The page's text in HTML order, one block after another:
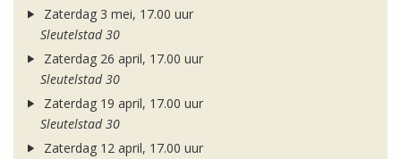
Zaterdag 3 mei, 17.00 uur
Sleutelstad 30
Zaterdag 26 april, 17.00 uur
Sleutelstad 30
Zaterdag 19 april, 17.00 uur
Sleutelstad 30
Zaterdag 12 april, 17.00 uur